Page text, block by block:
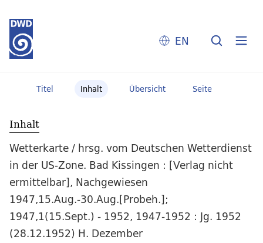
EN
Titel Inhalt Übersicht Seite
Inhalt
Wetterkarte / hrsg. vom Deutschen Wetterdienst
in der US-Zone. Bad Kissingen : [Verlag nicht
ermittelbar], Nachgewiesen
1947,15.Aug.-30.Aug.[Probeh.];
1947,1(15.Sept.) - 1952, 1947-1952 : Jg. 1952
(28.12.1952) H. Dezember